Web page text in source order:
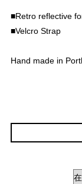
■Retro reflective
■Velcro Strap
Hand made in